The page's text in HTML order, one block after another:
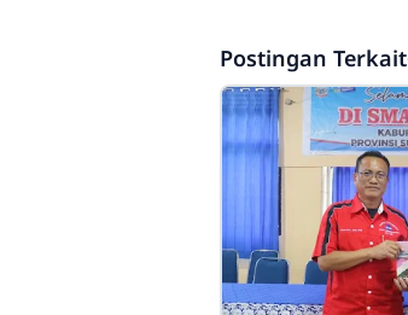
Postingan Terkait